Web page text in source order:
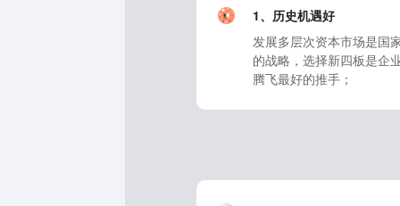
1、历史机遇好
发展多层次资本市场是国
的战略，选择新四板是企
腾飞最好的推手；